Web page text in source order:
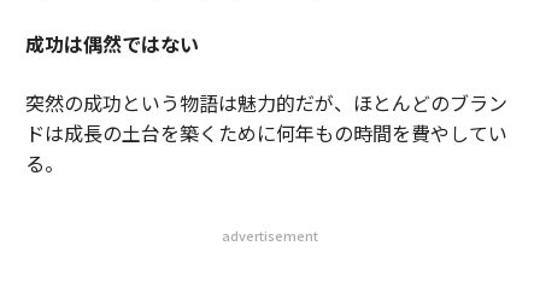
成功は偶然ではない
突然の成功という物語は魅力的だが、ほとんどのブラン
ドは成長の土台を築くために何年もの時間を費やしてい
る。
advertisement